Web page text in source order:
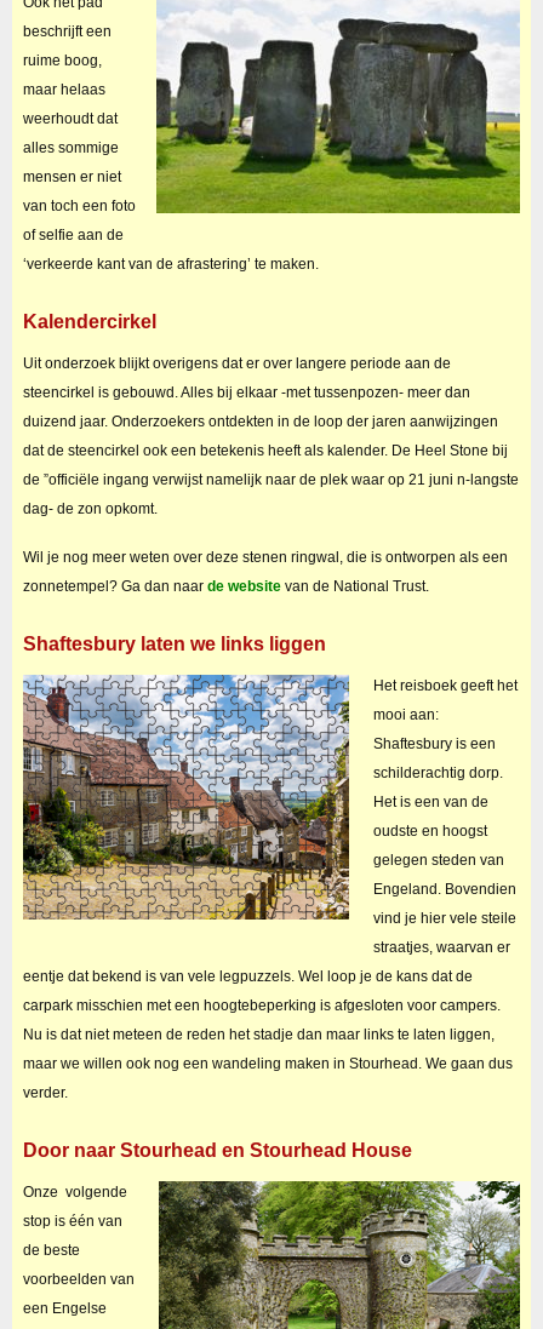
beschrijft een
ruime boog,
maar helaas
weerhoudt dat
alles sommige
mensen er niet
van toch een foto
of selfie aan de
‘verkeerde kant van de afrastering’ te maken.
Kalendercirkel
Uit onderzoek blijkt overigens dat er over langere periode aan de
steencirkel is gebouwd. Alles bij elkaar -met tussenpozen- meer dan
duizend jaar. Onderzoekers ontdekten in de loop der jaren aanwijzingen
dat de steencirkel ook een betekenis heeft als kalender. De Heel Stone bij
de ”officiële ingang verwijst namelijk naar de plek waar op 21 juni n-langste
dag- de zon opkomt.
Wil je nog meer weten over deze stenen ringwal, die is ontworpen als een
zonnetempel? Ga dan naar de websitevan de National Trust.
Shaftesbury laten we links liggen
Het reisboek geeft het
mooi aan:
Shaftesbury is een
schilderachtig dorp.
Het is een van de
oudste en hoogst
gelegen steden van
Engeland. Bovendien
vind je hier vele steile
straatjes, waarvan er
eentje dat bekend is van vele legpuzzels. Wel loop je de kans dat de
carpark misschien met een hoogtebeperking is afgesloten voor campers.
Nu is dat niet meteen de reden het stadje dan maar links te laten liggen,
maar we willen ook nog een wandeling maken in Stourhead. We gaan dus
verder.
Door naar Stourhead en Stourhead House
Onze volgende
stop is één van
de beste
voorbeelden van
een Engelse